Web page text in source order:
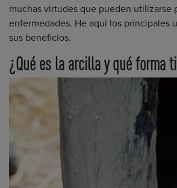
muchas virtudes que pueden utilizarse
enfermedades. He aquí los principales
sus beneficios.
¿Qué es la arcilla y qué forma